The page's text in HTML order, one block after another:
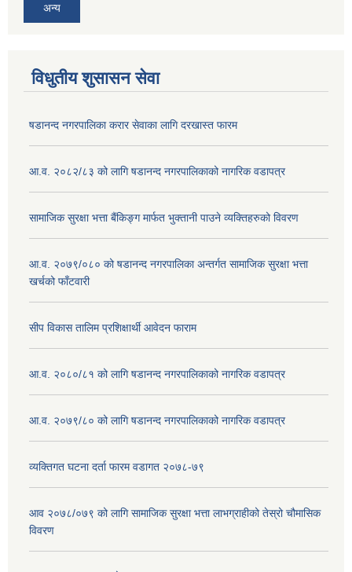
अन्य
विधुतीय शुसासन सेवा
षडानन्द नगरपालिका करार सेवाका लागि दरखास्त फारम
आ.व. २०८२/८३ को लागि षडानन्द नगरपालिकाको नागरिक वडापत्र
सामाजिक सुरक्षा भत्ता बैंकिङ्ग मार्फत भुक्तानी पाउने व्यक्तिहरुको विवरण
आ.व. २०७९/०८० को षडानन्द नगरपालिका अन्तर्गत सामाजिक सुरक्षा भत्ता
खर्चको फाँटवारी
सीप विकास तालिम प्रशिक्षार्थी आवेदन फाराम
आ.व. २०८०/८१ को लागि षडानन्द नगरपालिकाको नागरिक वडापत्र
आ.व. २०७९/८० को लागि षडानन्द नगरपालिकाको नागरिक वडापत्र
व्यक्तिगत घटना दर्ता फारम वडागत २०७८-७९
आव २०७८/०७९ को लागि सामाजिक सुरक्षा भत्ता लाभग्राहीको तेस्रो चौमासिक
विवरण